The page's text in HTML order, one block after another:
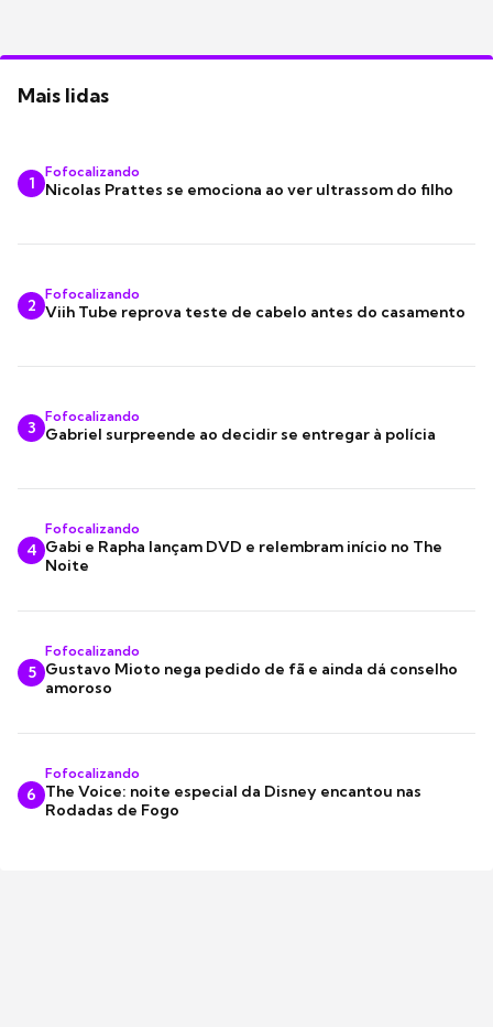
Mais lidas
1
Fofocalizando
Nicolas Prattes se emociona ao ver ultrassom do filho
2
Fofocalizando
Viih Tube reprova teste de cabelo antes do casamento
3
Fofocalizando
Gabriel surpreende ao decidir se entregar à polícia
4
Fofocalizando
Gabi e Rapha lançam DVD e relembram início no The
Noite
5
Fofocalizando
Gustavo Mioto nega pedido de fã e ainda dá conselho
amoroso
6
Fofocalizando
The Voice: noite especial da Disney encantou nas
Rodadas de Fogo